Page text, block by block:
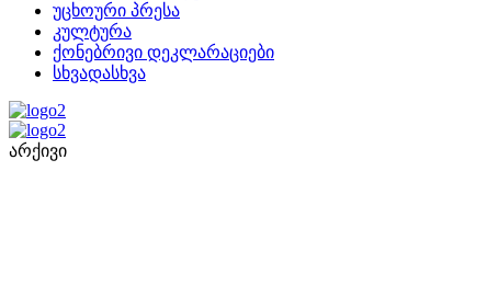
უცხოური პრესა
კულტურა
ქონებრივი დეკლარაციები
სხვადასხვა
არქივი